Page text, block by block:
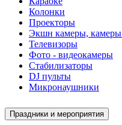
Колонки
Проекторы
Экшн камеры, камеры
Телевизоры
Фото - видеокамеры
Стабилизаторы
DJ пульты
Микронаушники
Праздники и мероприятия